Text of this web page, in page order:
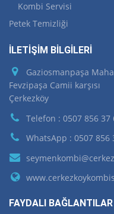
Kombi Servisi
Petek Temizliği
İLETİŞİM BİLGİLERİ
Gaziosmanpaşa
Fevzipaşa Camii karşısı
Çerkezköy
Telefon : 0507 856 37
WhatsApp : 0507 856
FAYDALI BAĞLANTILAR